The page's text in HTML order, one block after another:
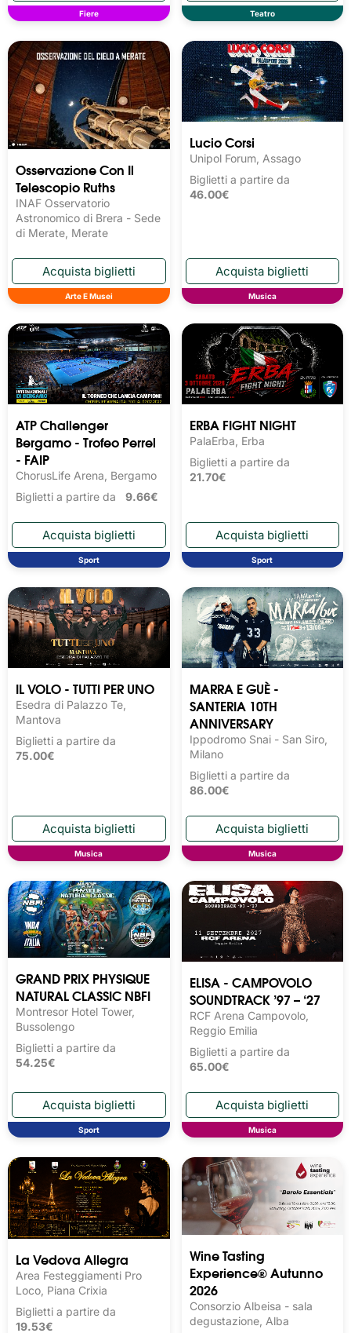
Fiere Teatro
Osservazione Con Il
Telescopio Ruths
INAF Osservatorio
Astronomico di Brera - Sede
di Merate, Merate
Arte E Musei
Lucio Corsi
Unipol Forum, Assago
Biglietti a partire da
46.00€
Musica
ATP Challenger
Bergamo - Trofeo Perrel
- FAIP
ChorusLife Arena, Bergamo
Biglietti a partire da 9.66€
Sport
ERBA FIGHT NIGHT
PalaErba, Erba
Biglietti a partire da
21.70€
Sport
IL VOLO - TUTTI PER UNO
Esedra di Palazzo Te,
Mantova
Biglietti a partire da
75.00€
Musica
MARRA E GUÈ -
SANTERIA 10TH
ANNIVERSARY
Ippodromo Snai - San Siro,
Milano
Biglietti a partire da
86.00€
Musica
GRAND PRIX PHYSIQUE
NATURAL CLASSIC NBFI
Montresor Hotel Tower,
Bussolengo
Biglietti a partire da
54.25€
Sport
ELISA - CAMPOVOLO
SOUNDTRACK ’97 – ‘27
RCF Arena Campovolo,
Reggio Emilia
Biglietti a partire da
65.00€
Musica
La Vedova Allegra
Area Festeggiamenti Pro
Loco, Piana Crixia
Biglietti a partire da
19.53€
Wine Tasting
Experience® Autunno
2026
Consorzio Albeisa - sala
degustazione, Alba